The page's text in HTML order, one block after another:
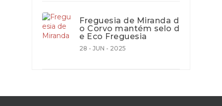
Freguesia de Miranda d
o Corvo mantém selo d
e Eco Freguesia
28 - JUN - 2025